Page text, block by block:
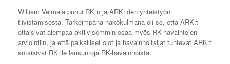
William Velmala puhui RK:n ja ARK:iden yhteistyön
tiivistämisestä. Tärkeimpänä näkökulmana oli se, että ARK:t
ottaisivat aiempaa aktiivisemmin osaa myös RK-havaintojen
arviointiin, ja että paikalliset olot ja havainnoitsijat tuntevat ARK:t
antaisivat RK:lle lausuntoja RK-havainnoista.